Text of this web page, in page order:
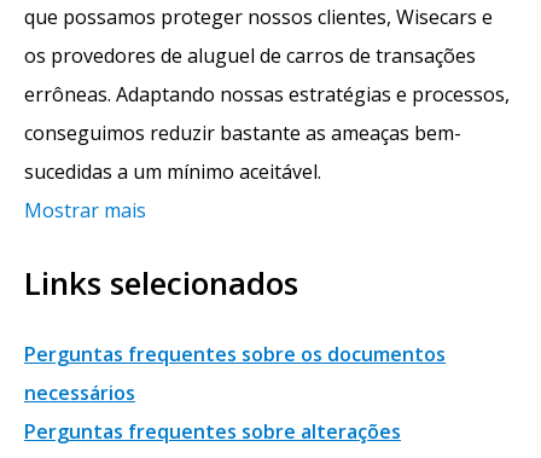
que possamos proteger nossos clientes, Wisecars e
os provedores de aluguel de carros de transações
errôneas. Adaptando nossas estratégias e processos,
conseguimos reduzir bastante as ameaças bem-
sucedidas a um mínimo aceitável.
Mostrar mais
Links selecionados
Perguntas frequentes sobre os documentos
necessários
Perguntas frequentes sobre alterações